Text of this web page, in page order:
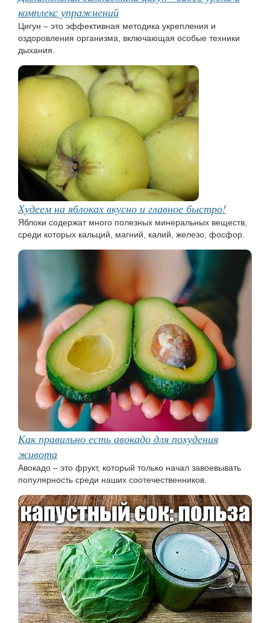
комплекс упражнений
Цигун – это эффективная методика укрепления и
оздоровления организма, включающая особые техники
дыхания.
Худеем на яблоках вкусно и главное быстро!
Яблоки содержат много полезных минеральных веществ,
среди которых кальций, магний, калий, железо, фосфор.
Как правильно есть авокадо для похудения
живота
Авокадо – это фрукт, который только начал завоевывать
популярность среди наших соотечественников.